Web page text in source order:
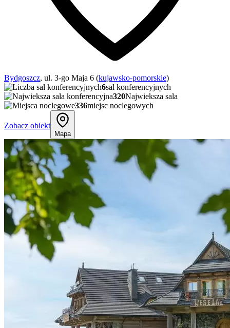
Bydgoszcz, ul. 3-go Maja 6 (kujawsko-pomorskie)
6sal konferencyjnych
320Najwieksza sala
336miejsc noclegowych
Zobacz obiekt
Mapa